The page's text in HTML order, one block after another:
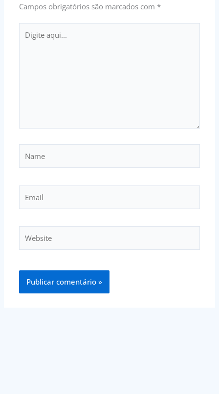
Campos obrigatórios são marcados com *
aqui...